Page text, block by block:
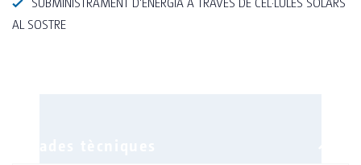
AL SOSTRE